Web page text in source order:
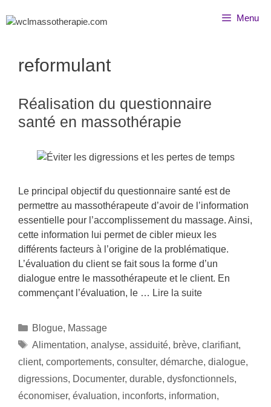
Menu
reformulant
Réalisation du questionnaire
santé en massothérapie
Le principal objectif du questionnaire santé est de
permettre au massothérapeute d’avoir de l’information
essentielle pour l’accomplissement du massage. Ainsi,
cette information lui permet de cibler mieux les
différents facteurs à l’origine de la problématique.
L’évaluation du client se fait sous la forme d’un
dialogue entre le massothérapeute et le client. En
commençant l’évaluation, le … Lire la suite
Blogue, Massage
Alimentation, analyse, assiduité, brève, clarifiant,
client, comportements, consulter, démarche, dialogue,
digressions, Documenter, durable, dysfonctionnels,
économiser, évaluation, inconforts, information,